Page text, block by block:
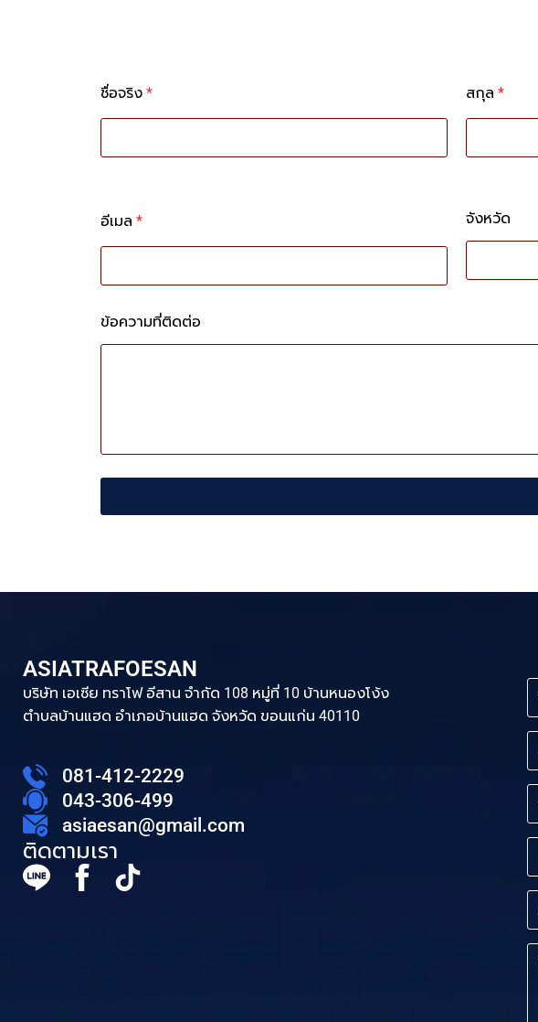
ชื่อจริง * สกุล *
อีเมล * จังหวัด
ข้อความที่ติดต่อ
ASIATRAFOESAN
บริษัท เอเซีย ทราโฟ อีสาน จำกัด 108 หมู่ที่ 10 บ้านหนองโง้ง
ตำบลบ้านแฮด อำเภอบ้านแฮด จังหวัด ขอนแก่น 40110
081-412-2229
043-306-499
asiaesan@gmail.com
ติดตามเรา
ชื่
-
ส
ล
*
บ
ษั
ท
อี
ม
ล
เ
อ
ร์
ท
ร
หั
ข้
อ
สข้